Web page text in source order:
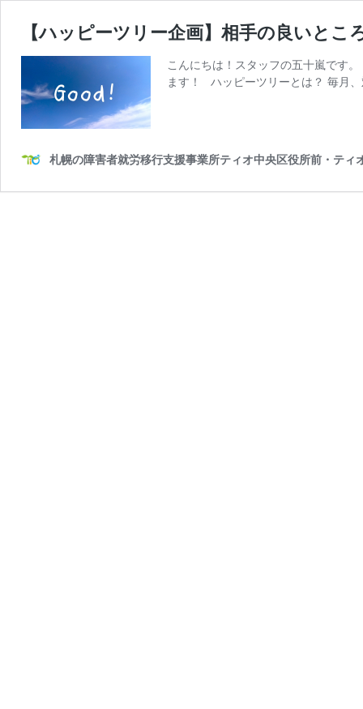
【ハッピーツリー企画】相手の良いとこ
こんにちは！スタッフの五十嵐です
ます！ ハッピーツリーとは？ 毎月
札幌の障害者就労移行支援事業所ティオ中央区役所前・ティ